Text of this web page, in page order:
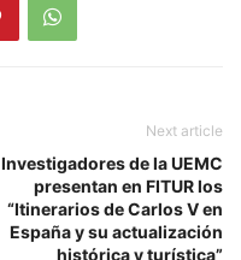
Next article
Investigadores de la UEMC
presentan en FITUR los
“Itinerarios de Carlos V en
España y su actualización
histórica y turística”